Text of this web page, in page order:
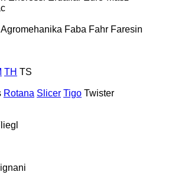
Faba Fahr Faresin
TH TS
Rotana Slicer Tigo Twister